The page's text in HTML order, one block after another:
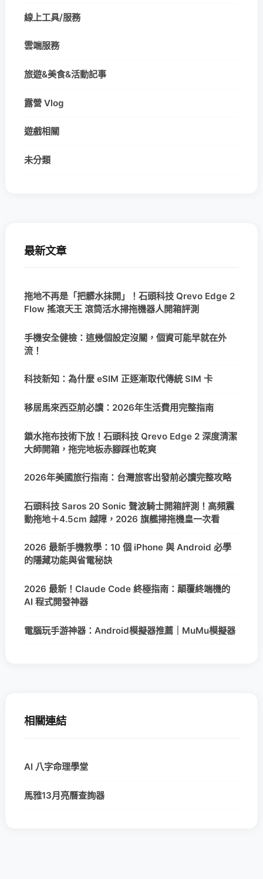
線上工具/服務
雲端服務
旅遊&美食&活動記事
露營 Vlog
遊戲相關
未分類
最新文章
拖地不再是「把髒水抹開」！石頭科技 Qrevo Edge 2
Flow 搖滾天王 滾筒活水掃拖機器人開箱評測
手機安全健檢：這幾個設定沒關，個資可能早就在外
流！
科技新知：為什麼 eSIM 正逐漸取代傳統 SIM 卡
移居馬來西亞前必讀：2026年生活費用完整指南
鎖水拖布技術下放！石頭科技 Qrevo Edge 2 深度清潔
大師開箱，拖完地板赤腳踩也乾爽
2026年美國旅行指南：台灣旅客出發前必讀完整攻略
石頭科技 Saros 20 Sonic 聲波騎士開箱評測！高頻震
動拖地＋4.5cm 越障，2026 旗艦掃拖機皇一次看
2026 最新手機教學：10 個 iPhone 與 Android 必學
的隱藏功能與省電秘訣
2026 最新！Claude Code 終極指南：顛覆終端機的
AI 程式開發神器
電腦玩手游神器：Android模擬器推薦｜MuMu模擬器
相關連結
AI 八字命理學堂
馬雅13月亮曆查詢器